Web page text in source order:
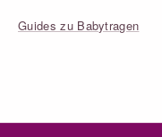
Guides zu Babytragen